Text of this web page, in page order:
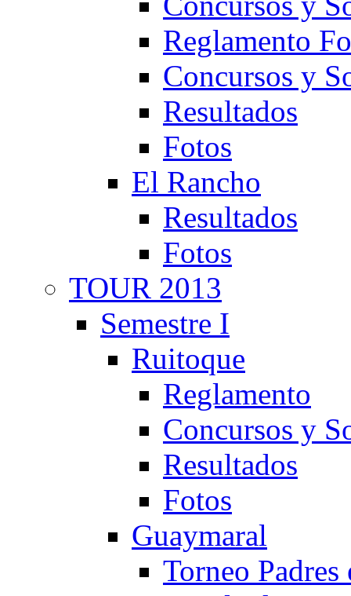
Reglamento
Concursos y
Resultados
Fotos
El Rancho
Resultados
Fotos
TOUR 2013
Semestre I
Ruitoque
Reglamento
Concursos y
Resultados
Fotos
Guaymaral
Torneo